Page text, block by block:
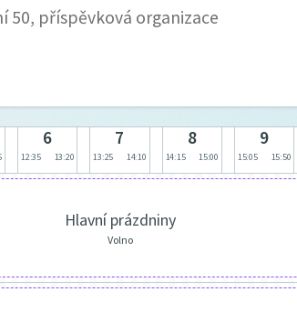
50, příspěvková organizace
6
12:35 13:20
7
13:25 14:10
8
14:15 15:00
9
15:05 15:50
Hlavní prázdniny
Volno